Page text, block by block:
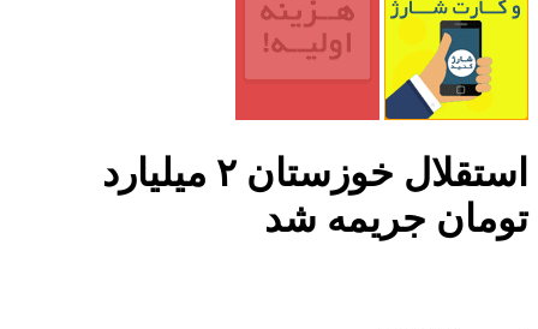
استقلال خوزستان ۲ میلیارد
تومان جریمه شد